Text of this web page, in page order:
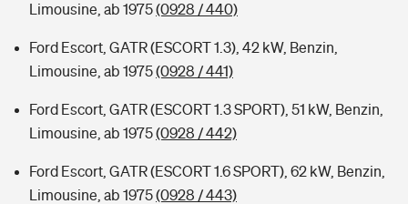
Limousine, ab 1975(0928 / 440)
Ford Escort, GATR (ESCORT 1.3), 42 kW, Benzin,
Limousine, ab 1975(0928 / 441)
Ford Escort, GATR (ESCORT 1.3 SPORT), 51 kW, Benzin,
Limousine, ab 1975(0928 / 442)
Ford Escort, GATR (ESCORT 1.6 SPORT), 62 kW, Benzin,
Limousine, ab 1975(0928 / 443)